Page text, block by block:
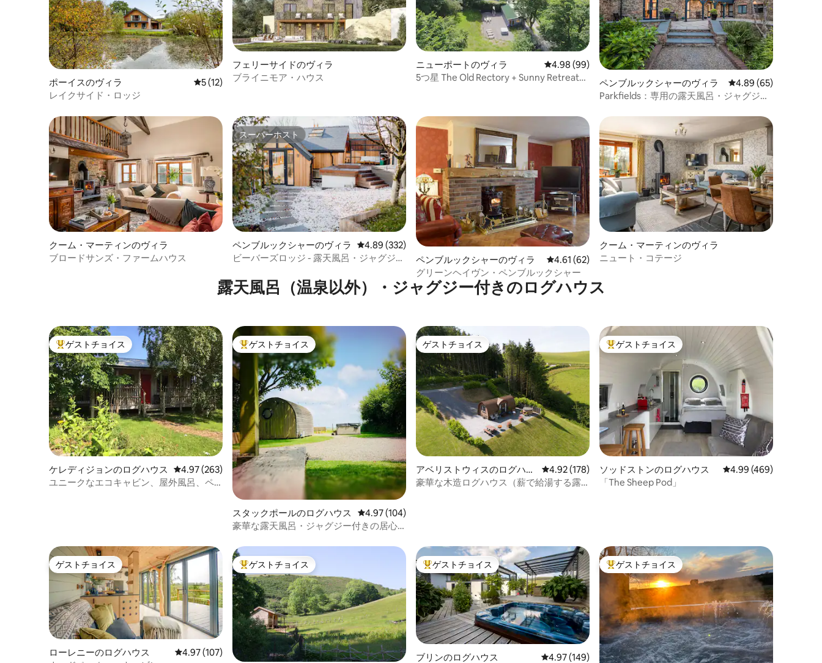
ポーイスのヴィラ レビュー12件、5つ星中5つ星の平均評価
5 (12)
レイクサイド・ロッジ
フェリーサイドのヴィラ
ブライニモア・ハウス
ニューポートのヴィラ レビュー99件、5つ星中4.98つ星の平均評価
4.98 (99)
5つ星 The Old Rectory + Sunny Retreat
ペンブルックシャーのヴィラ レビュー65件、5つ星
4.89 (65)
Parkfields：専用の露天風呂・ジャグジー
クーム・マーティンのヴィラ
ブロードサンズ・ファームハウス
スーパーホスト
スーパーホスト
ペンブルックシャーのヴィラ レビュー332件、5つ星中4.89つ星の平均評価
4.89 (332)
ビーバーズロッジ - 露天風呂・ジャグジー
ペンブルックシャーのヴィラ レビュー62件、5つ星中4.61つ星の平均評価
4.61 (62)
グリーンヘイヴン・ペンブルックシャー
クーム・マーティンのヴィラ
ニュート・コテージ
露天風呂（温泉以外）・ジャグジー付きのログハウス
大好評のゲストチョイスです。
ゲストチョイス
ケレディジョンのログハウス レビュー263件、5つ星中4.97つ星の平均評価
4.97 (263)
ユニークなエコキャビン、屋外風呂、ペ
大好評のゲストチョイスです。
ゲストチョイス
スタックポールのログハウス レビュー104件、5つ星中4.97つ星の平均評価
4.97 (104)
豪華な露天風呂・ジャグジー付きの居心
ゲストチョイス
ゲストチョイス
アベリストウィスのログハウ
ス
レビュー178件、5つ星中4.92つ星の平均評価
4.92 (178)
豪華な木造ログハウス（薪で給湯する露
大好評のゲストチョイスです。
ゲストチョイス
ソッドストンのログハウス レビュー469件、5つ星
4.99 (469)
「The Sheep Pod」
ゲストチョイス
ゲストチョイス
ローレニーのログハウス レビュー107件、5つ星中4.97つ星の平均評価
4.97 (107)
大好評のゲストチョイスです。
ゲストチョイス 大好評のゲストチョイスです。
ゲストチョイス
ブリンのログハウス レビュー149件、5つ星中4.97つ星の平均評価
4.97 (149)
大好評のゲストチョイスです。
ゲストチョイス